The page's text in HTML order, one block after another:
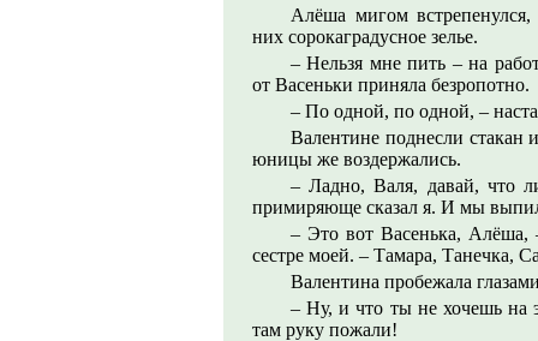
Алёша мигом
них сорокаградусное зелье.
– Нельзя мне пить – на
от Васеньки приняла безропотно.
– По одной, по одной, –
Валентине поднесли стакан
юницы же воздержались.
– Ладно, Валя, давай, что
примиряюще сказал я. И мы
– Это вот Васенька, Алёша,
сестре моей. – Тамара, Танечка,
Валентина пробежала
– Ну, и что ты не хочешь на
там руку пожали!